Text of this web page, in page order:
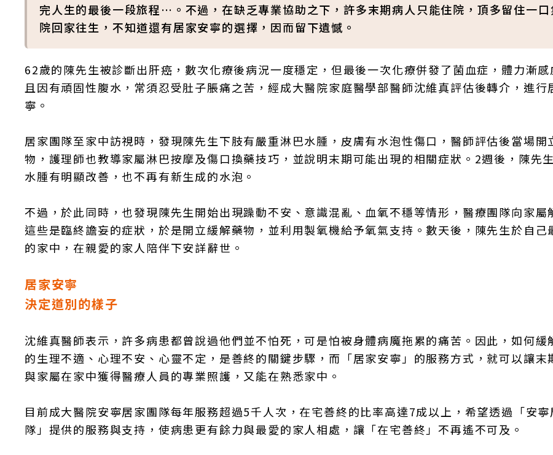
完人生的最後一段旅程…。不過，在缺乏專業協助之下，許多末期病人只能住院，頂多留住一口
院回家往生，不知道還有居家安寧的選擇，因而留下遺憾。
62歲的陳先生被診斷出肝癌，數次化療後病況一度穩定，但最後一次化療併發了菌血症，體力漸感
且因有頑固性腹水，常須忍受肚子脹痛之苦，經成大醫院家庭醫學部醫師沈維真評估後轉介，進行
寧。
居家團隊至家中訪視時，發現陳先生下肢有嚴重淋巴水腫，皮膚有水泡性傷口，醫師評估後當場開
物，護理師也教導家屬淋巴按摩及傷口換藥技巧，並說明末期可能出現的相關症狀。2週後，陳先
水腫有明顯改善，也不再有新生成的水泡。
不過，於此同時，也發現陳先生開始出現躁動不安、意識混亂、血氧不穩等情形，醫療團隊向家屬
這些是臨終譫妄的症狀，於是開立緩解藥物，並利用製氧機給予氧氣支持。數天後，陳先生於自己
的家中，在親愛的家人陪伴下安詳辭世。
居家安寧
決定道別的樣子
沈維真醫師表示，許多病患都曾說過他們並不怕死，可是怕被身體病魔拖累的痛苦。因此，如何緩
的生理不適、心理不安、心靈不定，是善終的關鍵步驟，而「居家安寧」的服務方式，就可以讓末
與家屬在家中獲得醫療人員的專業照護，又能在熟悉家中。
目前成大醫院安寧居家團隊每年服務超過5千人次，在宅善終的比率高達7成以上，希望透過「安寧
隊」提供的服務與支持，使病患更有餘力與最愛的家人相處，讓「在宅善終」不再遙不可及。